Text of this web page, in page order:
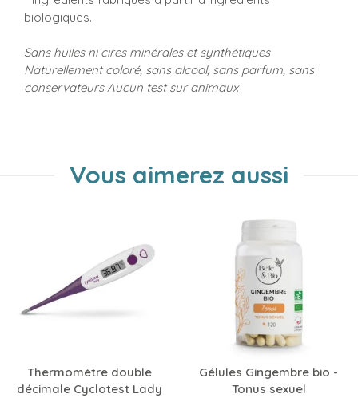
biologiques.
Sans huiles ni cires minérales et synthétiques
Naturellement coloré, sans alcool, sans parfum, sans
conservateurs Aucun test sur animaux
Vous aimerez aussi
Thermomètre double
décimale Cyclotest Lady
Gélules Gingembre bio -
Tonus sexuel